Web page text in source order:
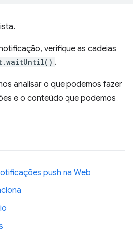
verifique as cadeias
.
analisar o que podemos fazer
e o conteúdo que podemos
push na Web